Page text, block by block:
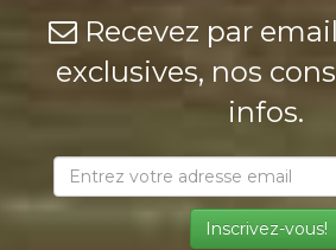
Recevez par
exclusives, nos
infos.